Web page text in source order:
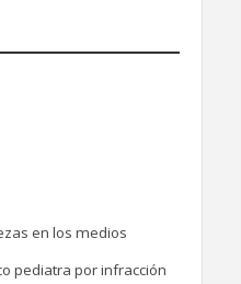
en los medios
pediatra por infracción